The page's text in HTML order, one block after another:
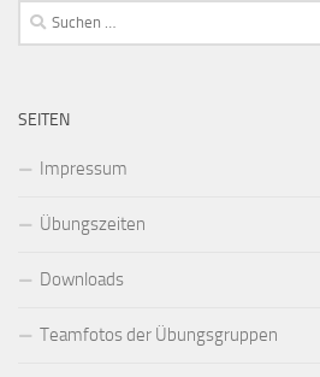
Suchen
nach:
SEITEN
Impressum
Übungszeiten
Downloads
Teamfotos der Übungsgruppen